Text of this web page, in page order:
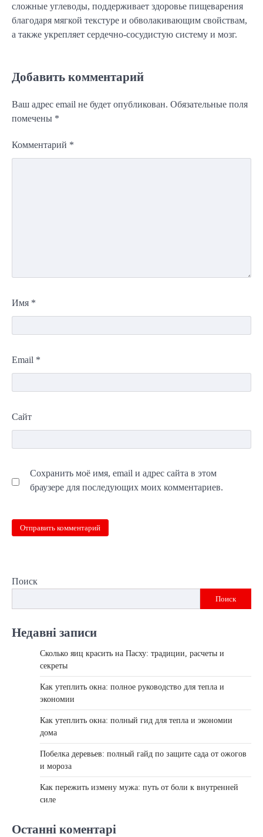
сложные углеводы, поддерживает здоровье пищеварения
благодаря мягкой текстуре и обволакивающим свойствам,
а также укрепляет сердечно-сосудистую систему и мозг.
Добавить комментарий
Ваш адрес email не будет опубликован. Обязательные поля
помечены *
Комментарий *
Имя *
Email *
Сайт
Сохранить моё имя, email и адрес сайта в этом
браузере для последующих моих комментариев.
Поиск
Поиск
Недавні записи
Сколько яиц красить на Пасху: традиции, расчеты и
секреты
Как утеплить окна: полное руководство для тепла и
экономии
Как утеплить окна: полный гид для тепла и экономии
дома
Побелка деревьев: полный гайд по защите сада от ожогов
и мороза
Как пережить измену мужа: путь от боли к внутренней
силе
Останні коментарі